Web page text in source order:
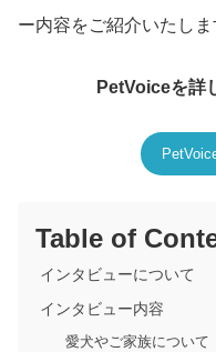
ー内容をご紹介いたしま
PetVoiceを詳
Table of
インタビューについて
インタビュー内容
愛犬やご家族について